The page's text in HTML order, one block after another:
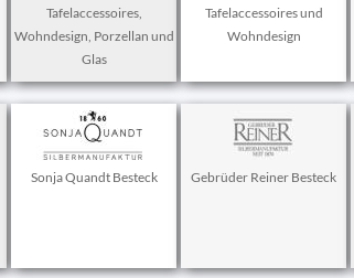
Tafelaccessoires,
Wohndesign, Porzellan und
Glas
Tafelaccessoires und
Wohndesign
Sonja Quandt Besteck Gebrüder Reiner Besteck